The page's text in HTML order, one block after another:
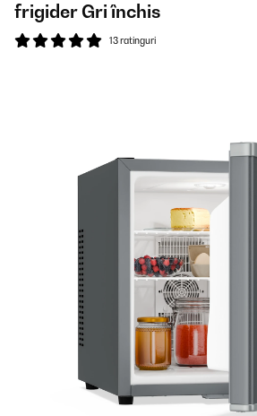
frigider Gri închis
13 ratinguri